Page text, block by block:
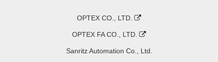
OPTEX CO., LTD.
OPTEX FA CO., LTD.
Sanritz Automation Co., Ltd.